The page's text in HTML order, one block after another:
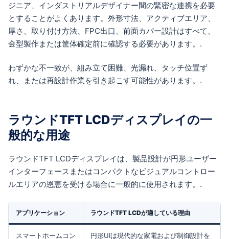
ジニア、インダストリアルデザイナー間の緊密な連携を必要
とすることがよくあります。外形寸法、アクティブエリア、
厚さ、取り付け方法、FPC出口、前面カバー設計はすべて、
金型製作または筐体確定前に確認する必要があります。.
わずかな不一致が、組み立て困難、光漏れ、タッチ位置ず
れ、または再設計作業を引き起こす可能性があります。.
ラウンドTFT LCDディスプレイの一
般的な用途
ラウンドTFT LCDディスプレイは、製品設計が円形ユーザー
インターフェースまたはコンパクトなビジュアルコントロー
ルエリアの恩恵を受ける場合に一般的に使用されます。.
アプリケーション ラウンドTFT LCDが適している理由
スマートホームコン
円形UIは現代的な家電および制御設計を